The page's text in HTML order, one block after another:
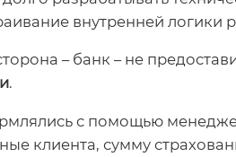
внутренней логики
– банк – не
.
с помощью
клиента, сумму